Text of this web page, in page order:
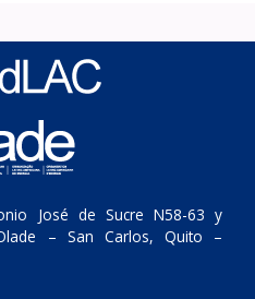
José de Sucre N58-63 y
– San Carlos, Quito –